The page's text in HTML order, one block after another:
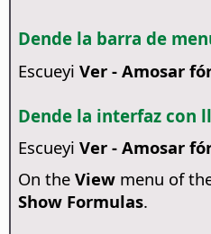
Dende la barra de
Escueyi Ver - Amosar
Dende la interfaz con
Escueyi Ver - Amosar
On the Viewmenu of
Show Formulas.